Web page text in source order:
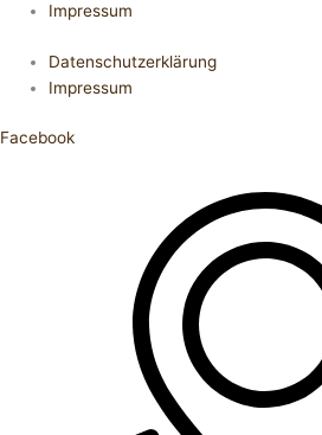
Impressum
Datenschutzerklärung
Impressum
Facebook